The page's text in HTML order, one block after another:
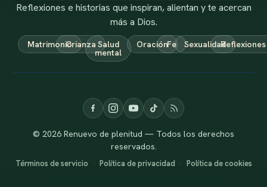
Reflexiones e historias que inspiran, alientan y te acercan
más a Dios.
MatrimonioCrianza Salud
mental
OraciónFe SexualidadReflexiones
© 2026 Renuevo de plenitud — Todos los derechos
reservados.
Términos de servicio · Política de privacidad · Política de cookies